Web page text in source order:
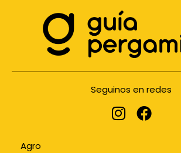
Seguinos en redes
Agro